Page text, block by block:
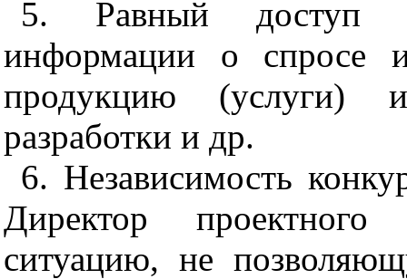
5. Равный доступ
информации о спросе
продукцию (услуги)
разработки и др.
6. Независимость
Директор
ситуацию, не позв